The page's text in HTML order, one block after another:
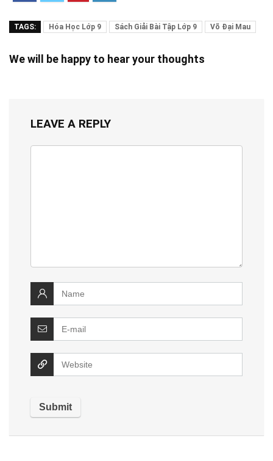
TAGS: Hóa Học Lớp 9 Sách Giải Bài Tập Lớp 9 Võ Đại Mau
We will be happy to hear your thoughts
LEAVE A REPLY